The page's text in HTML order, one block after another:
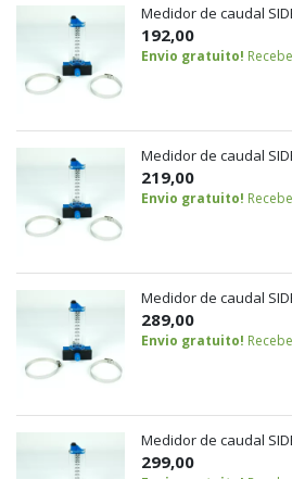
Medidor de caudal
192,00
Envio gratuito!
Medidor de caudal
219,00
Envio gratuito!
Medidor de caudal
289,00
Envio gratuito!
Medidor de caudal
299,00